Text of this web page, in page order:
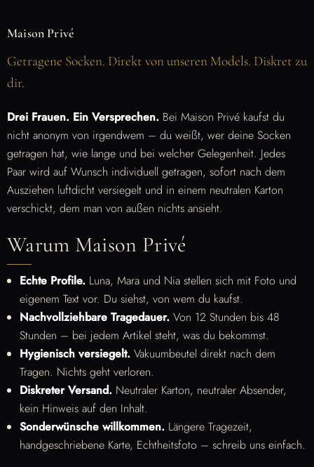
Maison Privé
Getragene Socken. Direkt von unseren Models. Diskret zu
dir.
Drei Frauen. Ein Versprechen. Bei Maison Privé kaufst du
nicht anonym von irgendwem – du weißt, wer deine Socken
getragen hat, wie lange und bei welcher Gelegenheit. Jedes
Paar wird auf Wunsch individuell getragen, sofort nach dem
Ausziehen luftdicht versiegelt und in einem neutralen Karton
verschickt, dem man von außen nichts ansieht.
Warum Maison Privé
Echte Profile. Luna, Mara und Nia stellen sich mit Foto und
eigenem Text vor. Du siehst, von wem du kaufst.
Nachvollziehbare Tragedauer. Von 12 Stunden bis 48
Stunden – bei jedem Artikel steht, was du bekommst.
Hygienisch versiegelt. Vakuumbeutel direkt nach dem
Tragen. Nichts geht verloren.
Diskreter Versand. Neutraler Karton, neutraler Absender,
kein Hinweis auf den Inhalt.
Sonderwünsche willkommen. Längere Tragezeit,
handgeschriebene Karte, Echtheitsfoto – schreib uns einfach.